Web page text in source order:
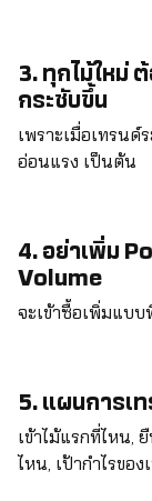
3. ทุกไม้ใหม่
กระชับขึ้น
เพราะเมื่อเทรนด์
อ่อนแรง เป็นต้น
4. อย่าเพิ่ม
Volume
จะเข้าซื้อเพิ่มแบ
5. แผนการเ
เข้าไม้แรกที่ไหน,
ไหน, เป้ากำไรขอ